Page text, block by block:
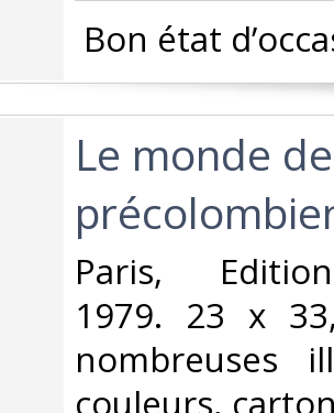
Bon état
‎Le monde
‎Paris,
1979. 23 x
nombreuses
couleurs,